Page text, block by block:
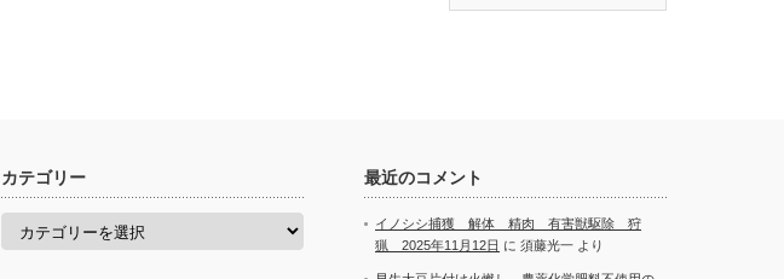
カテゴリー
カ
最近のコメント
イノシシ捕獲 解体 精肉 有害獣駆除 狩
猟 2025年11月12日 に 須藤光一 より